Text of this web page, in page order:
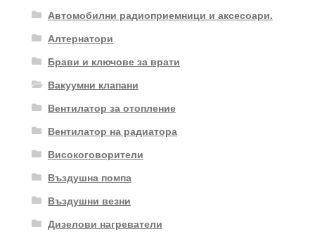
Автомобилни радиоприемници и аксесоари.
Алтернатори
Брави и ключове за врати
Вакуумни клапани
Вентилатор за отопление
Вентилатор на радиатора
Високоговорители
Въздушна помпа
Въздушни везни
Дизелови нагреватели